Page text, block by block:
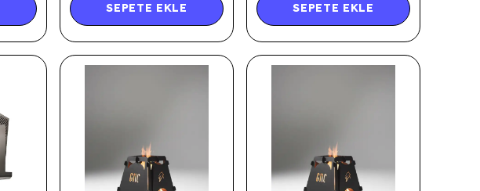
SEPETE EKLE SEPETE EKLE